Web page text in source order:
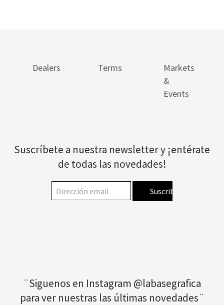
Dealers Terms
Markets
&
Events
Suscríbete a nuestra newsletter y ¡entérate
de todas las novedades!
¨Siguenos en Instagram @labasegrafica
para ver nuestras las últimas novedades¨